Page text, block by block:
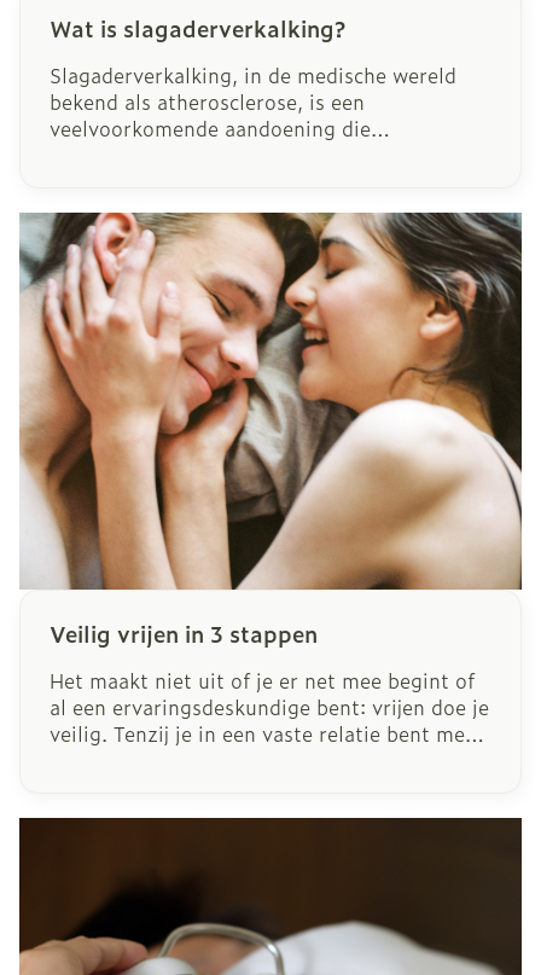
Wat is slagaderverkalking?
Slagaderverkalking, in de medische wereld
bekend als atherosclerose, is een
veelvoorkomende aandoening die
vaak zonder symptomen, waardoor deze lang
onopgemerkt kan blijven. Maar wie aan
slagaderverkalking lijdt, loopt meer kans op
een hartinfarct of beroerte. Met 15 miljoen
doden is het één van de belangrijkste
doodsoorzaken in de wereld.
Veilig vrijen in 3 stappen
Het maakt niet uit of je er net mee begint of
al een ervaringsdeskundige bent: vrijen doe je
veilig. Tenzij je in een vaste relatie bent met
ongewenste zwangerschappen en seksueel
niemand achteraf met een slecht gevoel blijft
zitten.